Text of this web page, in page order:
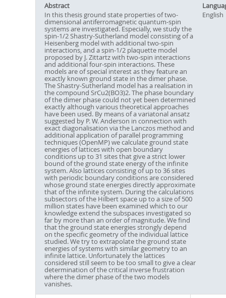
Abstract
In this thesis ground state properties of two-
dimensional antiferromagnetic quantum-spin
systems are investigated. Especially, we study the
spin-1/2 Shastry-Sutherland model consisting of a
Heisenberg model with additional two-spin
interactions, and a spin-1/2 plaquette model
proposed by J. Zittartz with two-spin interactions
and additional four-spin interactions. These
models are of special interest as they feature an
exactly known ground state in the dimer phase.
The Shastry-Sutherland model has a realisation in
the compound SrCu2(BO3)2. The phase boundary
of the dimer phase could not yet been determined
exactly although various theoretical approaches
have been used. By means of a variatonal ansatz
suggested by P. W. Anderson in connection with
exact diagonalisation via the Lanczos method and
additional application of parallel programming
techniques (OpenMP) we calculate ground state
energies of lattices with open boundary
conditions up to 31 sites that give a strict lower
bound of the ground state energy of the infinite
system. Also lattices consisting of up to 36 sites
with periodic boundary conditions are considered
whose ground state energies directly approximate
that of the infinite system. During the calculations
subsectors of the Hilbert space up to a size of 500
million states have been examined which to our
knowledge extend the subspaces investigated so
far by more than an order of magnitude. We find
that the ground state energies strongly depend
on the specific geometry of the individual lattice
studied. We try to extrapolate the ground state
energies of systems with similar geometry to an
infinite lattice. Unfortunately the lattices
considered still seem to be too small to give a clear
determination of the critical inverse frustration
where the dimer phase of the two models
vanishes.
English